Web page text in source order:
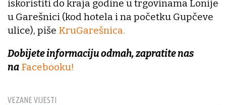
VEZANE VIJESTI
iskoristiti do kraja godine u trgovinama Lonije
u Garešnici (kod hotela i na početku Gupčeve
ulice), piše KruGarešnica.
Dobijete informaciju odmah, zapratite nas
na Facebooku!